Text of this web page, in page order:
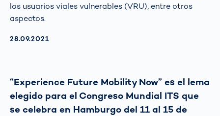
los usuarios viales vulnerables (VRU), entre otros
aspectos.
AKTUALISIERT AM:
28.09.2021
“Experience Future Mobility Now” es el lema
elegido para el Congreso Mundial ITS que
se celebra en Hamburgo del 11 al 15 de